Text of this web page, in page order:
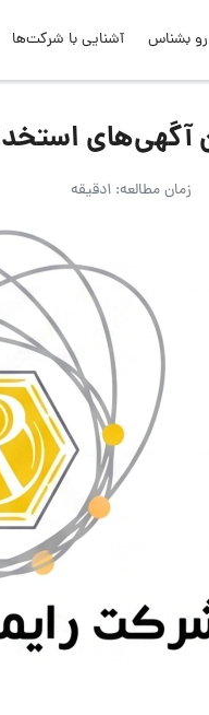
بشناس آشنایی با شرکت‌ها
استخدام
زمان مطالعه: 1دقیقه